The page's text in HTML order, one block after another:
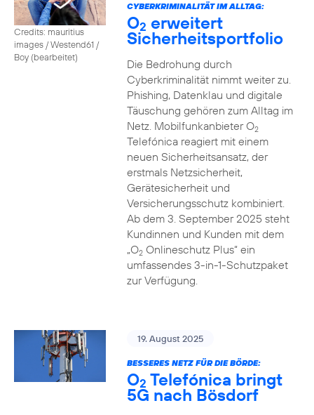
Credits: mauritius
images / Westend61 /
Boy (bearbeitet)
CYBERKRIMINALITÄT IM ALLTAG:
O2 erweitert
Sicherheitsportfolio
Die Bedrohung durch
Cyberkriminalität nimmt weiter zu.
Phishing, Datenklau und digitale
Täuschung gehören zum Alltag im
Netz. Mobilfunkanbieter O2
Telefónica reagiert mit einem
neuen Sicherheitsansatz, der
erstmals Netzsicherheit,
Gerätesicherheit und
Versicherungsschutz kombiniert.
Ab dem 3. September 2025 steht
Kundinnen und Kunden mit dem
„O2Onlineschutz Plus“ ein
umfassendes 3-in-1-Schutzpaket
zur Verfügung.
19. August 2025
BESSERES NETZ FÜR DIE BÖRDE:
O2 Telefónica bringt
5G nach Bösdorf